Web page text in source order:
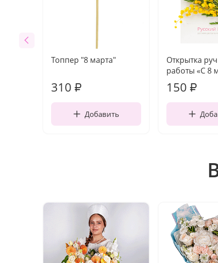
Топпер "8 марта"
310 ₽
Добавить
Открытка
работы «С 8
150 ₽